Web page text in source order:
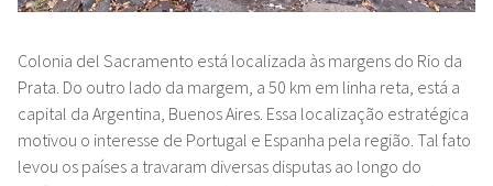
Colonia del Sacramento está localizada às margens do Rio da
Prata. Do outro lado da margem, a 50 km em linha reta, está a
capital da Argentina, Buenos Aires. Essa localização estratégica
motivou o interesse de Portugal e Espanha pela região. Tal fato
levou os países a travaram diversas disputas ao longo do